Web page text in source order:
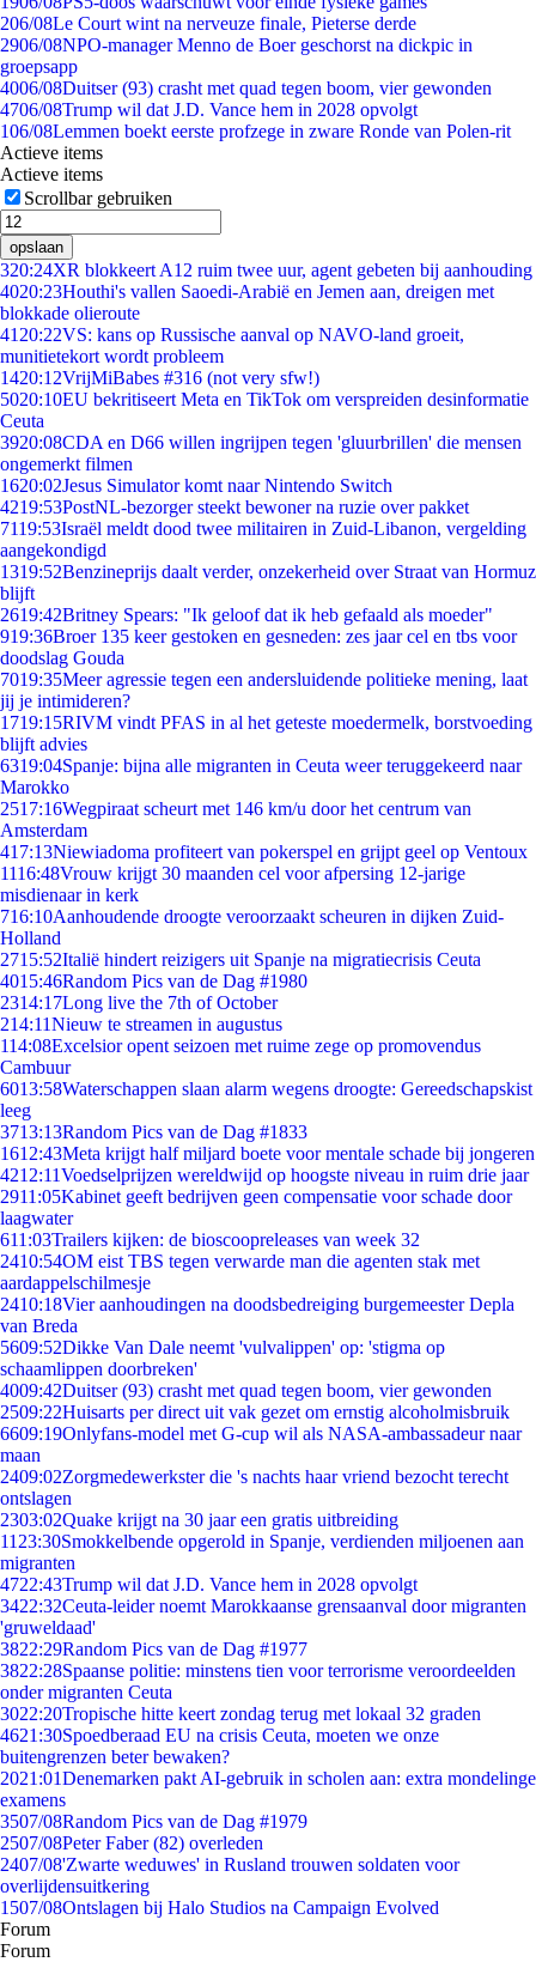
206/08Le Court wint na nerveuze finale, Pieterse derde
2906/08NPO-manager Menno de Boer geschorst na dickpic in
groepsapp
4006/08Duitser (93) crasht met quad tegen boom, vier gewonden
4706/08Trump wil dat J.D. Vance hem in 2028 opvolgt
106/08Lemmen boekt eerste profzege in zware Ronde van Polen-rit
Actieve items
Actieve items
Scrollbar gebruiken
opslaan
320:24XR blokkeert A12 ruim twee uur, agent gebeten bij aanhouding
4020:23Houthi's vallen Saoedi-Arabië en Jemen aan, dreigen met
blokkade olieroute
41 20:22VS: kans op Russische aanval op NAVO-land groeit,
munitietekort wordt probleem
1420:12VrijMiBabes #316 (not very sfw!)
5020:10EU bekritiseert Meta en TikTok om verspreiden desinformatie
Ceuta
3920:08CDA en D66 willen ingrijpen tegen 'gluurbrillen' die mensen
ongemerkt filmen
1620:02Jesus Simulator komt naar Nintendo Switch
4219:53PostNL-bezorger steekt bewoner na ruzie over pakket
7119:53Israël meldt dood twee militairen in Zuid-Libanon, vergelding
aangekondigd
1319:52Benzineprijs daalt verder, onzekerheid over Straat van Hormuz
blijft
2619:42Britney Spears: "Ik geloof dat ik heb gefaald als moeder"
919:36Broer 135 keer gestoken en gesneden: zes jaar cel en tbs voor
doodslag Gouda
7019:35Meer agressie tegen een andersluidende politieke mening, laat
jij je intimideren?
1719:15RIVM vindt PFAS in al het geteste moedermelk, borstvoeding
blijft advies
6319:04Spanje: bijna alle migranten in Ceuta weer teruggekeerd naar
Marokko
2517:16Wegpiraat scheurt met 146 km/u door het centrum van
Amsterdam
417:13Niewiadoma profiteert van pokerspel en grijpt geel op Ventoux
1116:48Vrouw krijgt 30 maanden cel voor afpersing 12-jarige
misdienaar in kerk
716:10Aanhoudende droogte veroorzaakt scheuren in dijken Zuid-
Holland
2715:52Italië hindert reizigers uit Spanje na migratiecrisis Ceuta
4015:46Random Pics van de Dag #1980
2314:17Long live the 7th of October
214:11Nieuw te streamen in augustus
114:08Excelsior opent seizoen met ruime zege op promovendus
Cambuur
6013:58Waterschappen slaan alarm wegens droogte: Gereedschapskist
leeg
3713:13Random Pics van de Dag #1833
1612:43Meta krijgt half miljard boete voor mentale schade bij jongeren
4212:11Voedselprijzen wereldwijd op hoogste niveau in ruim drie jaar
2911:05Kabinet geeft bedrijven geen compensatie voor schade door
laagwater
611:03Trailers kijken: de bioscoopreleases van week 32
2410:54OM eist TBS tegen verwarde man die agenten stak met
aardappelschilmesje
2410:18Vier aanhoudingen na doodsbedreiging burgemeester Depla
van Breda
5609:52Dikke Van Dale neemt 'vulvalippen' op: 'stigma op
schaamlippen doorbreken'
4009:42Duitser (93) crasht met quad tegen boom, vier gewonden
2509:22Huisarts per direct uit vak gezet om ernstig alcoholmisbruik
6609:19Onlyfans-model met G-cup wil als NASA-ambassadeur naar
maan
2409:02Zorgmedewerkster die 's nachts haar vriend bezocht terecht
ontslagen
2303:02Quake krijgt na 30 jaar een gratis uitbreiding
11 23:30Smokkelbende opgerold in Spanje, verdienden miljoenen aan
migranten
4722:43Trump wil dat J.D. Vance hem in 2028 opvolgt
3422:32Ceuta-leider noemt Marokkaanse grensaanval door migranten
'gruweldaad'
3822:29Random Pics van de Dag #1977
3822:28Spaanse politie: minstens tien voor terrorisme veroordeelden
onder migranten Ceuta
3022:20Tropische hitte keert zondag terug met lokaal 32 graden
4621:30Spoedberaad EU na crisis Ceuta, moeten we onze
buitengrenzen beter bewaken?
2021:01Denemarken pakt AI-gebruik in scholen aan: extra mondelinge
examens
3507/08Random Pics van de Dag #1979
2507/08Peter Faber (82) overleden
2407/08'Zwarte weduwes' in Rusland trouwen soldaten voor
overlijdensuitkering
1507/08Ontslagen bij Halo Studios na Campaign Evolved
Forum
Forum